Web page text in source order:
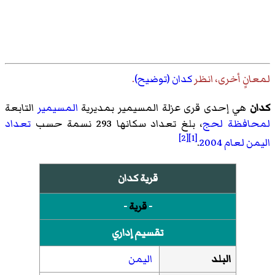
لمعانٍ أخرى، انظركدان (توضيح).
كدان هي إحدى قرىعزلة المسيمير بمديرية المسيمير التابعة
لمحافظة لحج، بلغ تعداد سكانها 293 نسمة حسب
تعداد
اليمن لعام 2004
.
[1]
[2]
قرية كدان
-قرية-
تقسيم إداري
البلد
اليمن